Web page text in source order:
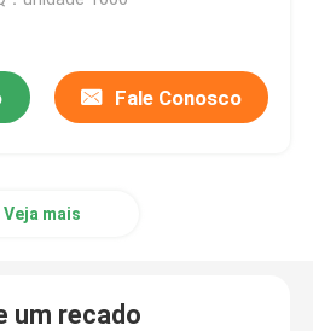
Fale Conosco
Veja mais
um recado